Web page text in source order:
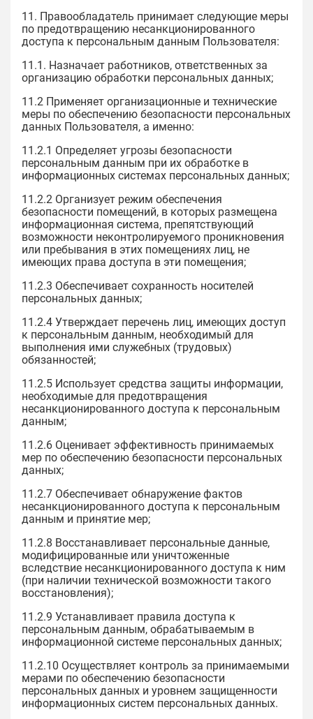
11. Правообладатель принимает следующие меры
по предотвращению несанкционированного
доступа к персональным данным Пользователя:
11.1. Назначает работников, ответственных за
организацию обработки персональных данных;
11.2 Применяет организационные и технические
меры по обеспечению безопасности персональных
данных Пользователя, а именно:
11.2.1 Определяет угрозы безопасности
персональным данным при их обработке в
информационных системах персональных данных;
11.2.2 Организует режим обеспечения
безопасности помещений, в которых размещена
информационная система, препятствующий
возможности неконтролируемого проникновения
или пребывания в этих помещениях лиц, не
имеющих права доступа в эти помещения;
11.2.3 Обеспечивает сохранность носителей
персональных данных;
11.2.4 Утверждает перечень лиц, имеющих доступ
к персональным данным, необходимый для
выполнения ими служебных (трудовых)
обязанностей;
11.2.5 Использует средства защиты информации,
необходимые для предотвращения
несанкционированного доступа к персональным
данным;
11.2.6 Оценивает эффективность принимаемых
мер по обеспечению безопасности персональных
данных;
11.2.7 Обеспечивает обнаружение фактов
несанкционированного доступа к персональным
данным и принятие мер;
11.2.8 Восстанавливает персональные данные,
модифицированные или уничтоженные
вследствие несанкционированного доступа к ним
(при наличии технической возможности такого
восстановления);
11.2.9 Устанавливает правила доступа к
персональным данным, обрабатываемым в
информационной системе персональных данных;
11.2.10 Осуществляет контроль за принимаемыми
мерами по обеспечению безопасности
персональных данных и уровнем защищенности
информационных систем персональных данных.